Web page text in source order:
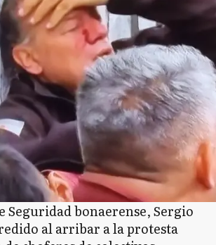
Seguridad bonaerense, Sergio
al arribar a la protesta